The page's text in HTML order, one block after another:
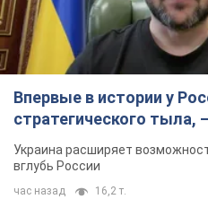
Впервые в истории у
стратегического тыла,
Украина расширяет
вглубь России
час назад 16,2 т.